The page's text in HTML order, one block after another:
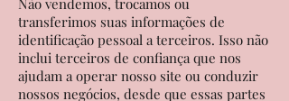
Não vendemos, trocamos ou
transferimos suas informações de
identificação pessoal a terceiros. Isso não
inclui terceiros de confiança que nos
ajudam a operar nosso site ou conduzir
nossos negócios, desde que essas partes